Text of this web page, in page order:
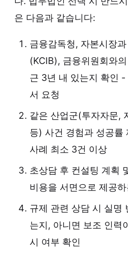
은 다음과 같습니다:
금융감독청, 자본시장
(KCIB), 금융위원회와
근 3년 내 있는지 확인
서 요청
같은 산업군(투자자문,
등) 사건 경험과 성공률
사례 최소 3건 이상
초상담 후 컨설팅 계획
비용을 서면으로 제공
규제 관련 상담 시 실명
는지, 아니면 보조 인력
시 여부 확인